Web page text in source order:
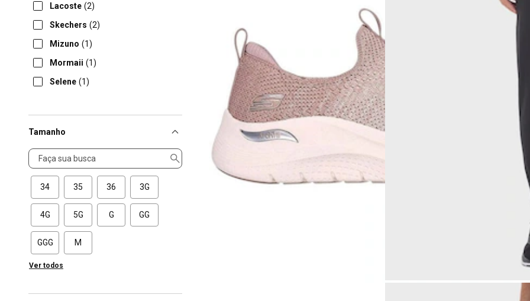
Lacoste (2)
Skechers (2)
Mizuno (1)
Mormaii (1)
Selene (1)
Tamanho
Tamanho
34 35 36 3G
4G 5G G GG
GGG M
Ver todos